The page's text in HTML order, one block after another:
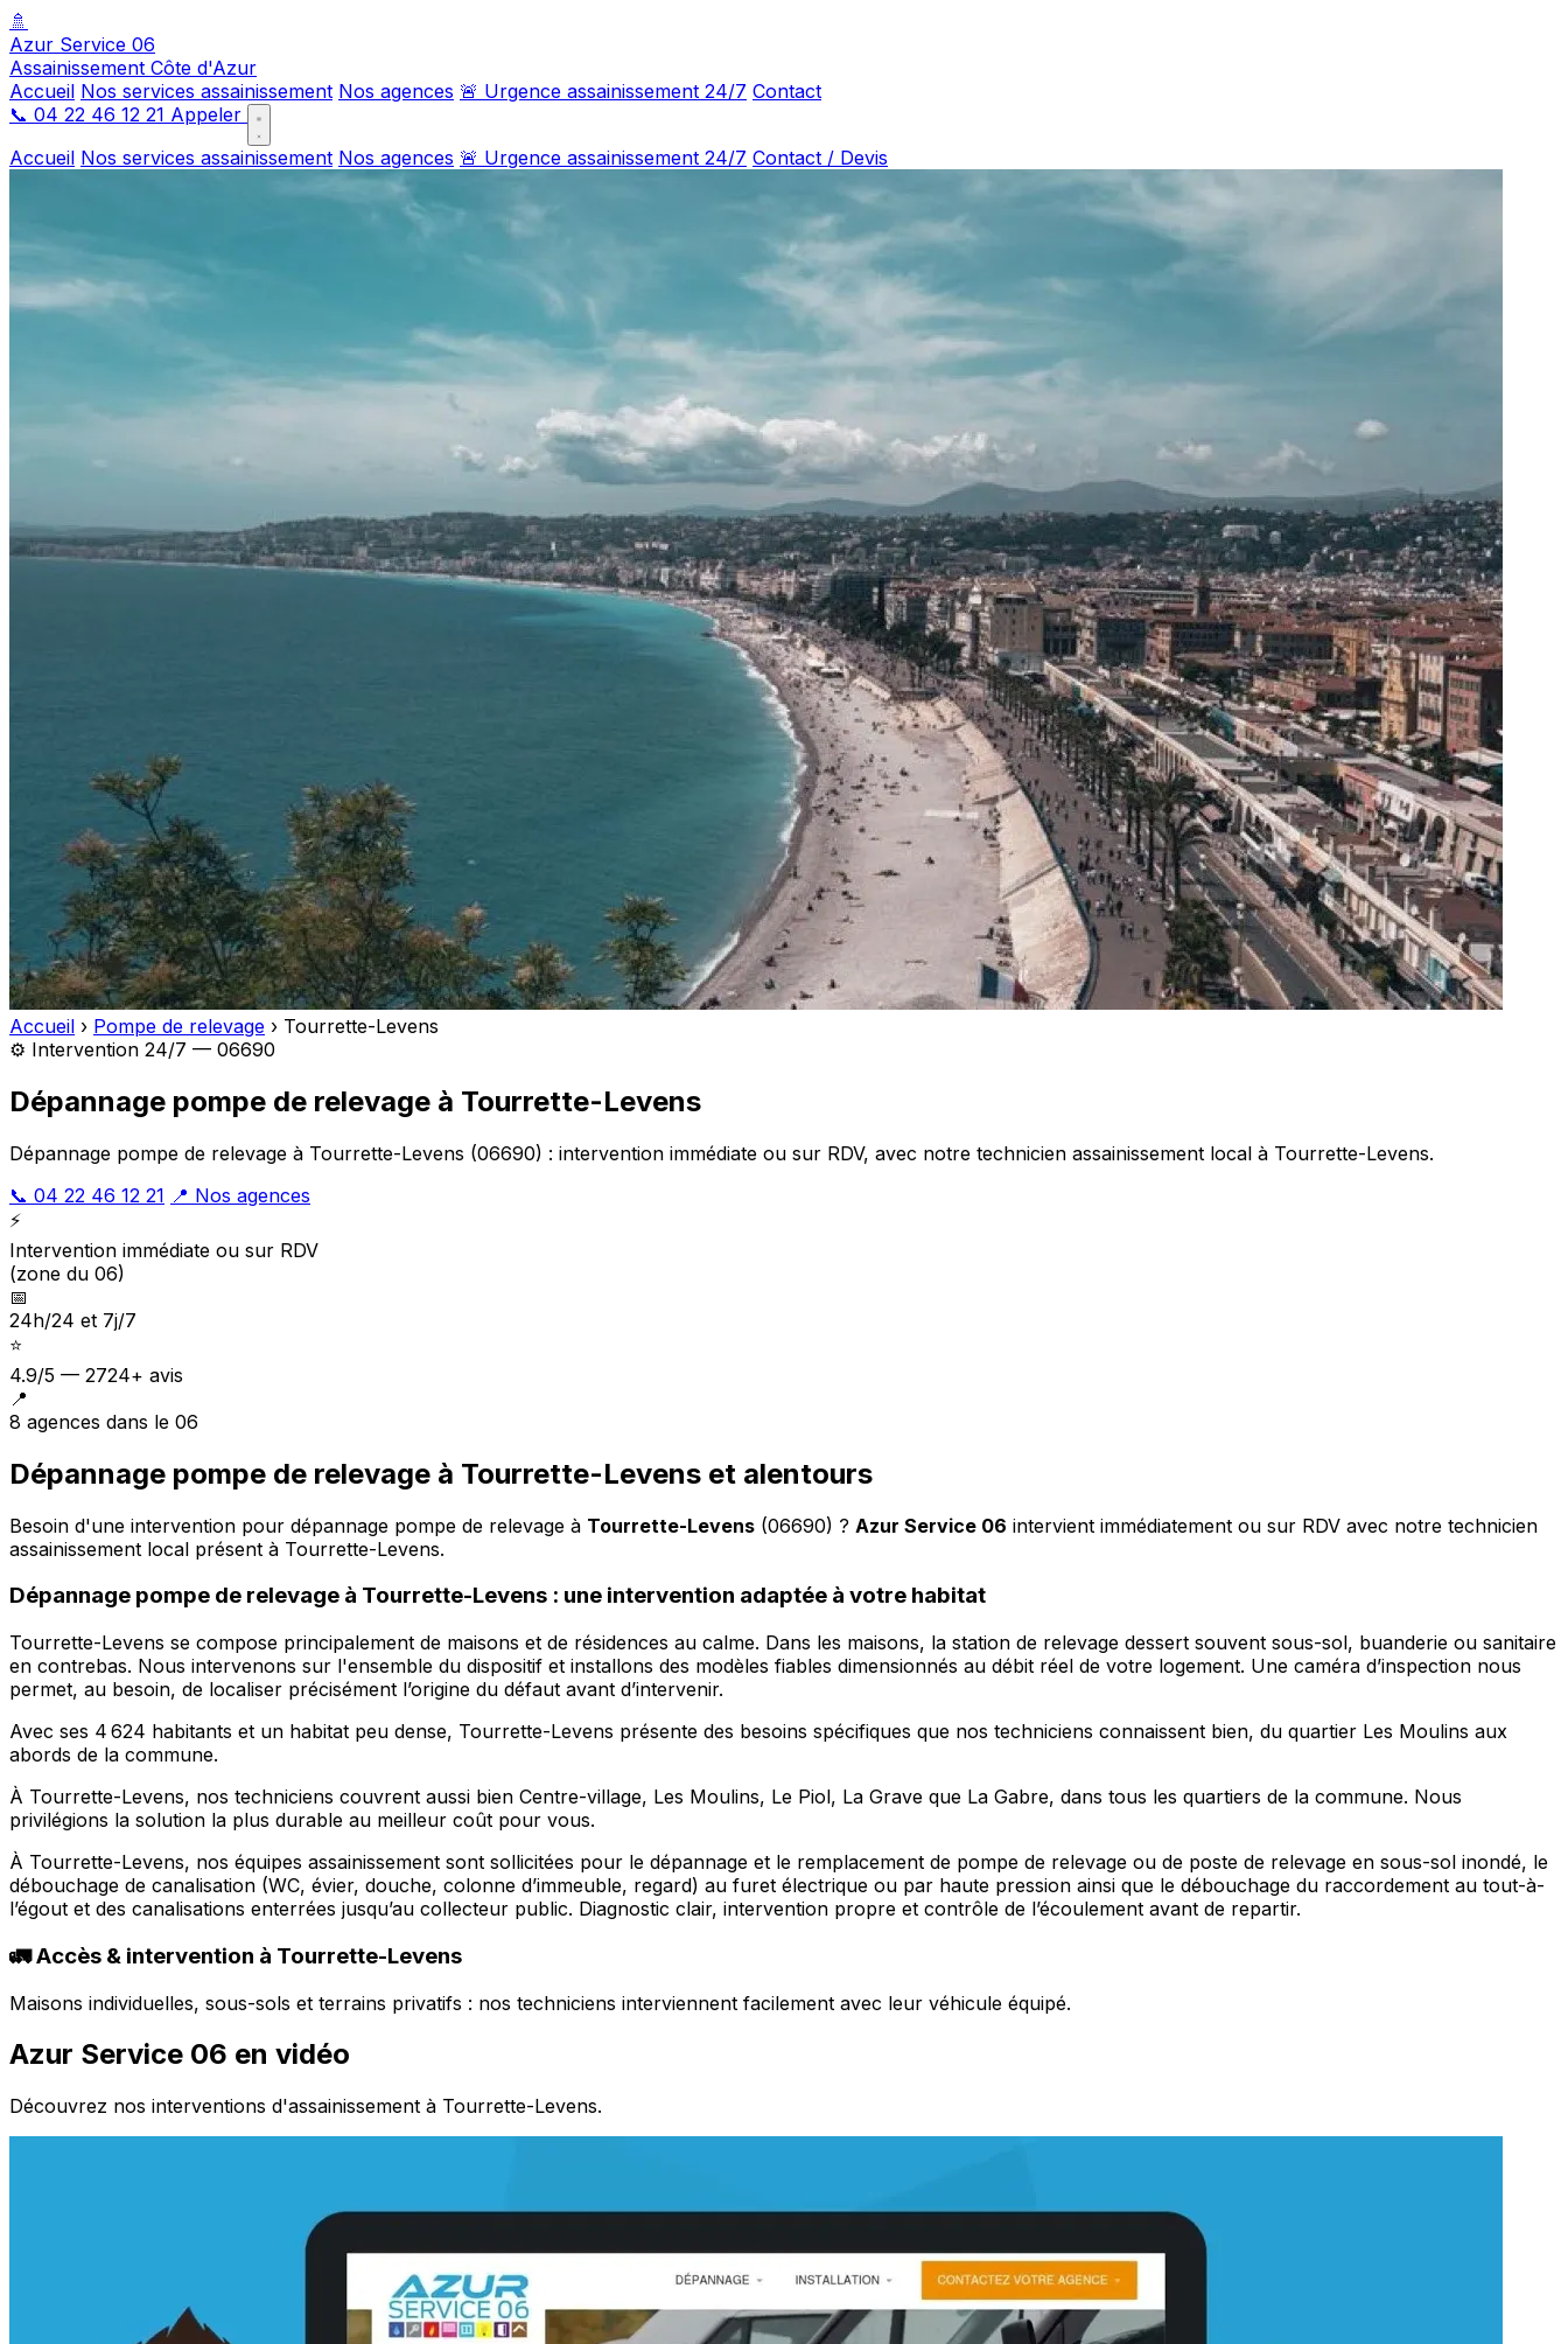
🚿
Azur Service 06
Assainissement Côte d'Azur
Accueil Nos services assainissement Nos agences 🚨 Urgence assainissement 24/7 Contact
📞 04 22 46 12 21 Appeler
Accueil Nos services assainissement Nos agences 🚨 Urgence assainissement 24/7 Contact / Devis
Accueil › Pompe de relevage › Tourrette-Levens
⚙️ Intervention 24/7 — 06690
Dépannage pompe de relevage à Tourrette-Levens
Dépannage pompe de relevage à Tourrette-Levens (06690) : intervention immédiate ou sur RDV, avec notre technicien assainissement local à Tourrette-Levens.
📞 04 22 46 12 21 📍 Nos agences
⚡
Intervention immédiate ou sur RDV
(zone du 06)
📅
24h/24 et 7j/7
⭐
4.9/5 — 2724+ avis
📍
8 agences dans le 06
Dépannage pompe de relevage à Tourrette-Levens et alentours
Besoin d'une intervention pour dépannage pompe de relevage à Tourrette-Levens (06690) ? Azur Service 06 intervient immédiatement ou sur RDV avec notre technicien
assainissement local présent à Tourrette-Levens.
Dépannage pompe de relevage à Tourrette-Levens : une intervention adaptée à votre habitat
Tourrette-Levens se compose principalement de maisons et de résidences au calme. Dans les maisons, la station de relevage dessert souvent sous-sol, buanderie ou sanitaire
en contrebas. Nous intervenons sur l'ensemble du dispositif et installons des modèles fiables dimensionnés au débit réel de votre logement. Une caméra d’inspection nous
permet, au besoin, de localiser précisément l’origine du défaut avant d’intervenir.
Avec ses 4 624 habitants et un habitat peu dense, Tourrette-Levens présente des besoins spécifiques que nos techniciens connaissent bien, du quartier Les Moulins aux
abords de la commune.
À Tourrette-Levens, nos techniciens couvrent aussi bien Centre-village, Les Moulins, Le Piol, La Grave que La Gabre, dans tous les quartiers de la commune. Nous
privilégions la solution la plus durable au meilleur coût pour vous.
À Tourrette-Levens, nos équipes assainissement sont sollicitées pour le dépannage et le remplacement de pompe de relevage ou de poste de relevage en sous-sol inondé, le
débouchage de canalisation (WC, évier, douche, colonne d’immeuble, regard) au furet électrique ou par haute pression ainsi que le débouchage du raccordement au tout-à-
l’égout et des canalisations enterrées jusqu’au collecteur public. Diagnostic clair, intervention propre et contrôle de l’écoulement avant de repartir.
🚛 Accès & intervention à Tourrette-Levens
Maisons individuelles, sous-sols et terrains privatifs : nos techniciens interviennent facilement avec leur véhicule équipé.
Azur Service 06 en vidéo
Découvrez nos interventions d'assainissement à Tourrette-Levens.